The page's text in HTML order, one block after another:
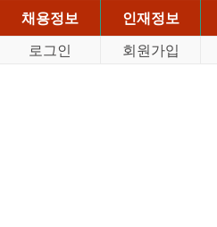
채용정보
인재정보
로그인
회원가입